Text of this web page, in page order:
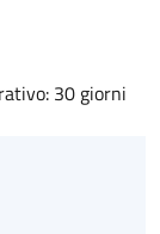
30 giorni